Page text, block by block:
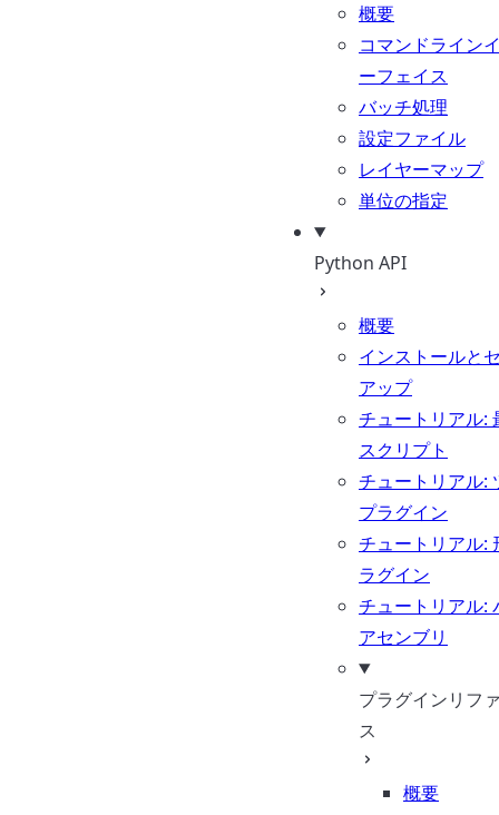
概要
コマンドライン
ーフェイス
バッチ処理
設定ファイル
レイヤーマップ
単位の指定
Python API
概要
インストールと
アップ
チュートリアル:
スクリプト
チュートリアル:
プラグイン
チュートリアル:
ラグイン
チュートリアル:
アセンブリ
プラグインリフ
ス
概要